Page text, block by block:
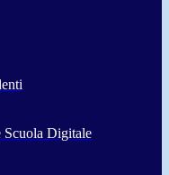
Scuola Digitale